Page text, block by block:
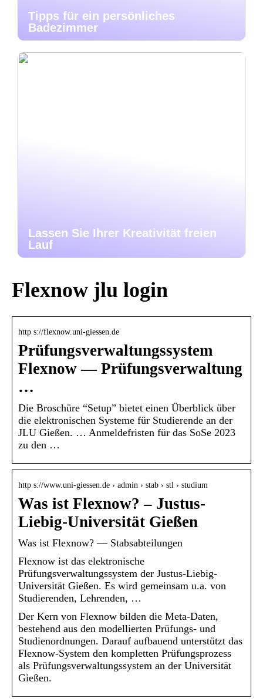
Tipps für ein persönliches
Badezimmer
Lassen Sie Ihrer Kreativität freien
Lauf
Flexnow jlu login
http s://flexnow.uni-giessen.de
Prüfungsverwaltungssystem
Flexnow — Prüfungsverwaltung
…
Die Broschüre “Setup” bietet einen Überblick über
die elektronischen Systeme für Studierende an der
JLU Gießen. … Anmeldefristen für das SoSe 2023
zu den …
http s://www.uni-giessen.de › admin › stab › stl › studium
Was ist Flexnow? – Justus-
Liebig-Universität Gießen
Was ist Flexnow? — Stabsabteilungen
Flexnow ist das elektronische
Prüfungsverwaltungssystem der Justus-Liebig-
Universität Gießen. Es wird gemeinsam u.a. von
Studierenden, Lehrenden, …
Der Kern von Flexnow bilden die Meta-Daten,
bestehend aus den modellierten Prüfungs- und
Studienordnungen. Darauf aufbauend unterstützt das
Flexnow-System den kompletten Prüfungsprozess
als Prüfungsverwaltungssystem an der Universität
Gießen.